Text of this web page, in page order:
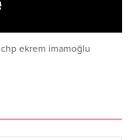
chp ekrem imamoğlu